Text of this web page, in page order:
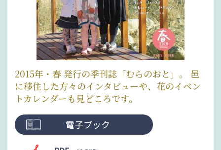
2015年・春 発行の季刊誌「むらのおと」。 邑
に移住した方々のインタビューや、花のイベン
トカレンダーも見どころです。
電子ブック